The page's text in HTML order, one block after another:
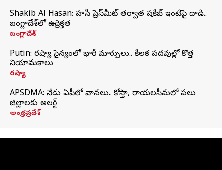
Shakib Al Hasan: హసీనా ప్రెస్‌మీట్‌ తర్వాత షకీబ్‌ ఇంటిపై దాడి..
బంగ్లాదేశ్‌లో ఉద్రిక్తత
బంగ్లాదేశ్
Putin: రష్యా సైన్యంలో భారీ మార్పులు.. కీలక పదవుల్లో కొత్త
నియామకాలు
రష్యా
APSDMA: నేడు ఏపీలో వానలు.. కోస్తా, రాయలసీమలో పలు
జిల్లాలకు అలర్ట్
ఆంధ్రప్రదేశ్